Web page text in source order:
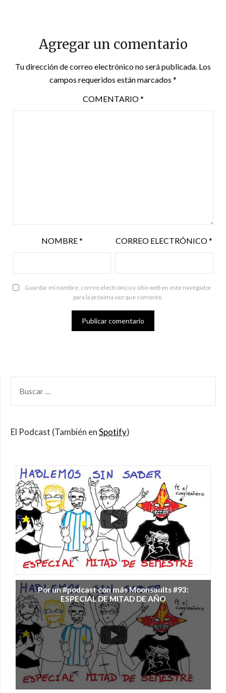
Agregar un comentario
Tu dirección de correo electrónico no será publicada. Los
campos requeridos están marcados *
COMENTARIO*
NOMBRE* CORREO ELECTRÓNICO*
Guardar mi nombre, correo electrónico y sitio web en este navegador
para la próxima vez que comente.
POR:
El Podcast (También enSpotify)
Por un #podcast con más Moonsaults #93:
ESPECIAL DE MITAD DE AÑO